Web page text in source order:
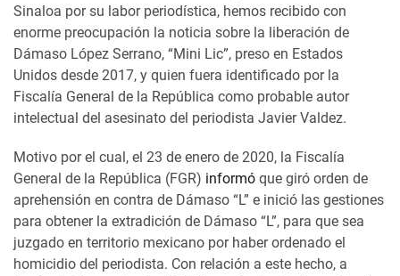
Sinaloa por su labor periodística, hemos recibido con
enorme preocupación la noticia sobre la liberación de
Dámaso López Serrano, “Mini Lic”, preso en Estados
Unidos desde 2017, y quien fuera identificado por la
Fiscalía General de la República como probable autor
intelectual del asesinato del periodista Javier Valdez.
Motivo por el cual, el 23 de enero de 2020, la Fiscalía
General de la República (FGR) informó que giró orden de
aprehensión en contra de Dámaso “L” e inició las gestiones
para obtener la extradición de Dámaso “L”, para que sea
juzgado en territorio mexicano por haber ordenado el
homicidio del periodista. Con relación a este hecho, a